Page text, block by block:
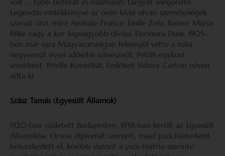
Legendás emlék­könyve az övén kívül olyan személyiségek
szavait őrzi, mint Anatole France, Émile Zola, Rainer Maria
Rilke vagy a kor legnagyobb dívája, Eleonora Duse. 1905-
ben már újra Magyarországon feleségül vette a nála
negyvenöt évvel idősebb színésznőt, Petőfi egykori
szerelmét, Prielle Kornéliát. Emlékeit Sidney Carton néven
adta ki.
Szász Tamás (Egyesült Államok)
1920-ban született Budapesten, 1938-ban került az Egyesült
Államokba. Orvosi diplomát szerzett, majd pszi­chiáterként
helyezkedett el, később viszont a pszichiátria szerinte